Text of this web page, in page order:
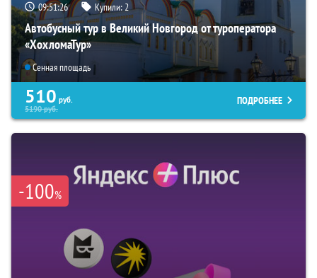
09:51:25 Купили:2
Автобусный тур в Великий Новгород от туроператора
«ХохломаТур»
Сенная площадь
510 руб.
5190руб.
ПОДРОБНЕЕ
-100%